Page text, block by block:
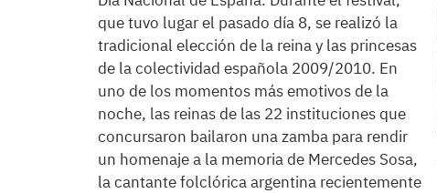
que tuvo lugar el pasado día 8, se realizó la
tradicional elección de la reina y las princesas
de la colectividad española 2009/2010. En
uno de los momentos más emotivos de la
noche, las reinas de las 22 instituciones que
concursaron bailaron una zamba para rendir
un homenaje a la memoria de Mercedes Sosa,
la cantante folclórica argentina recientemente